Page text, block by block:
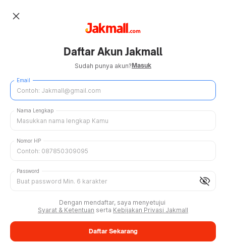
close
Daftar Akun Jakmall
Sudah punya akun?Masuk
Email
Nama Lengkap
Nomor HP
visibility_off
Password
Dengan mendaftar, saya menyetujui
Syarat & Ketentuan serta Kebijakan Privasi Jakmall
Daftar Sekarang